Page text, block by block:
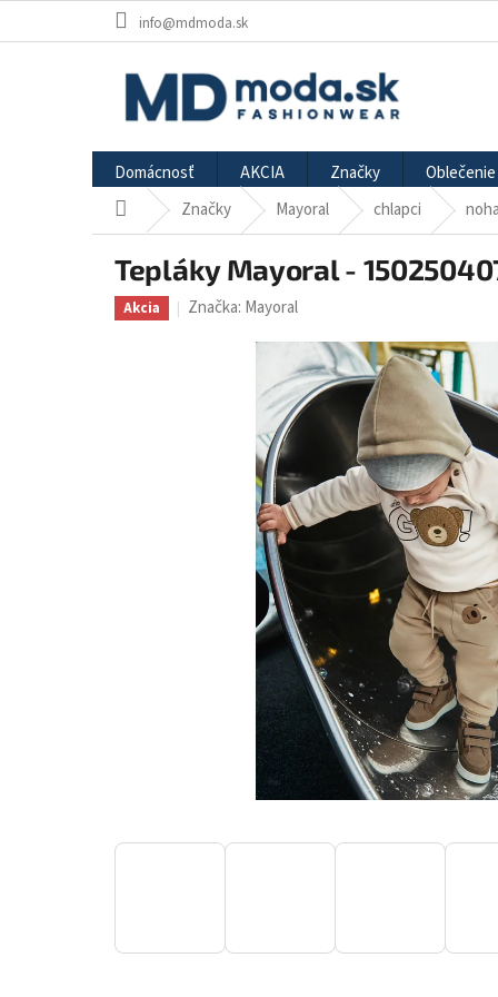
info@mdmoda.sk
Domácnosť AKCIA Značky Oblečenie
DomovZnačky Mayoral chlapci
Tepláky Mayoral -
Akcia Značka: Mayoral